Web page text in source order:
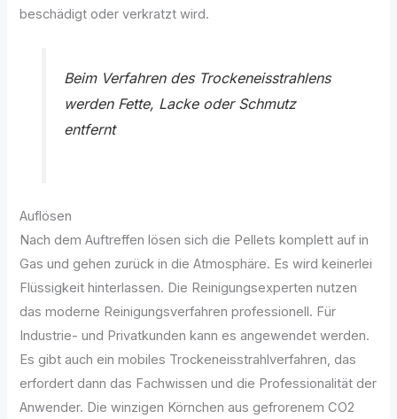
beschädigt oder verkratzt wird.
Beim Verfahren des Trockeneisstrahlens
werden Fette, Lacke oder Schmutz
entfernt
Auflösen
Nach dem Auftreffen lösen sich die Pellets komplett auf in
Gas und gehen zurück in die Atmosphäre. Es wird keinerlei
Flüssigkeit hinterlassen. Die Reinigungsexperten nutzen
das moderne Reinigungsverfahren professionell. Für
Industrie- und Privatkunden kann es angewendet werden.
Es gibt auch ein mobiles Trockeneisstrahlverfahren, das
erfordert dann das Fachwissen und die Professionalität der
Anwender. Die winzigen Körnchen aus gefrorenem CO2